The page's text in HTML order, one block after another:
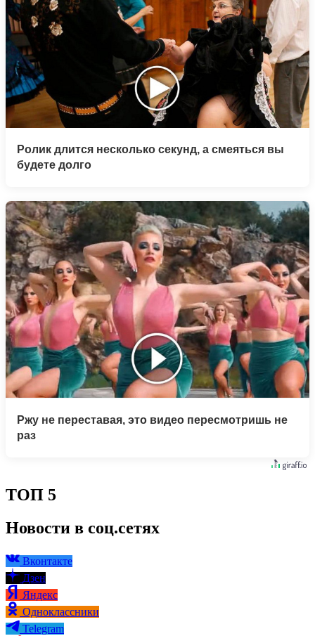
Ролик длится несколько секунд, а смеяться вы
будете долго
Ржу не переставая, это видео пересмотришь не
раз
ТОП 5
Новости в соц.сетях
Вконтакте
Дзен
Яндекс
Одноклассники
Telegram